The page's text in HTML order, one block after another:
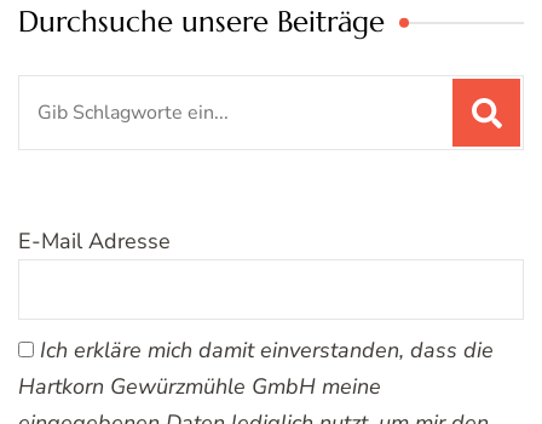
Durchsuche unsere Beiträge
E-Mail Adresse
Ich erkläre mich damit einverstanden, dass die
Hartkorn Gewürzmühle GmbH meine